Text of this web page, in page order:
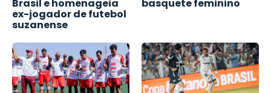
Brasil e homenageia
ex-jogador de futebol
suzanense
basquete feminino